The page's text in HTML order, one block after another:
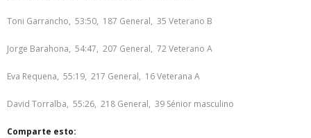
Toni Garrancho, 53:50, 187 General, 35 Veterano B
Jorge Barahona, 54:47, 207 General, 72 Veterano A
Eva Requena, 55:19, 217 General, 16 Veterana A
David Torralba, 55:26, 218 General, 39 Sénior masculino
Comparte esto: